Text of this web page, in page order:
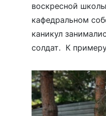
воскресной
кафедральном
каникул
солдат. К